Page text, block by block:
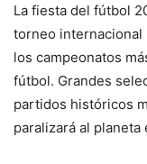
La fiesta del fútbol
torneo
los campeonatos
fútbol. Grandes
partidos históricos
paralizará al planeta